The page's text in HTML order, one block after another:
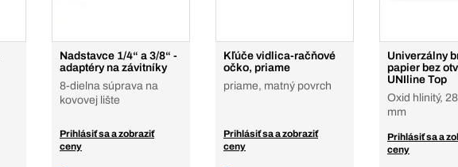
Nadstavce 1/4“ a 3/8“ -
adaptéry na závitníky
8-dielna súprava na
kovovej lište
Prihlásiť sa a zobraziť
ceny
Kľúče vidlica-račňové
očko, priame
priame, matný povrch
Prihlásiť sa a zobraziť
ceny
Univerzálny
papier bez
UNIline Top
Oxid hlinitý,
mm
Prihlásiť sa a
ceny